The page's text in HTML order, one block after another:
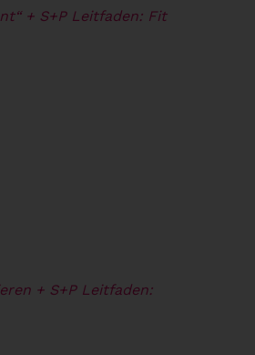
+ S+P Leitfaden: Fit
+ S+P Leitfaden: